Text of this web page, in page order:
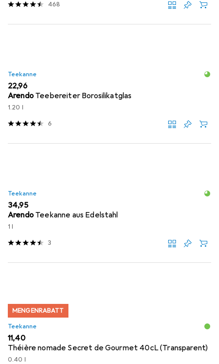
468
Teekanne
EUR
22,96
Arendo Teebereiter Borosilikatglas
1.20 l
6
Teekanne
EUR
34,95
Arendo Teekanne aus Edelstahl
1 l
3
MENGENRABATT
Teekanne
EUR
11,40
Théière nomade Secret de Gourmet 40cL (Transparent)
0.40 l